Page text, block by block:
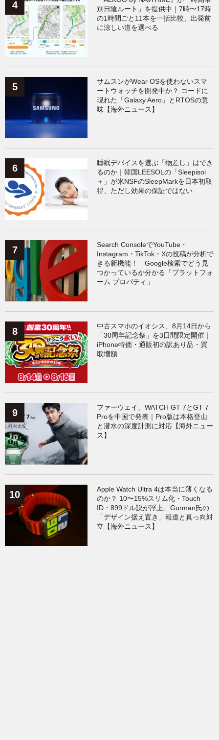
別日陰ルート」を提供中｜7時〜17時
の1時間ごと11本を一括比較、出発前
に涼しい道を選べる
サムスンがWear OSを使わないスマ
ートウォッチを開発中か？ コードに
現れた「Galaxy Aero」とRTOSの意
味【海外ニュース】
睡眠デバイスを選ぶ「物差し」はでき
るのか｜韓国LEESOLの「Sleepisol
＋」が米NSFのSleepMarkを日本初取
得、ただし効果の保証ではない
Search ConsoleでYouTube・
Instagram・TikTok・Xの投稿が分析で
きる新機能！ Google検索でどう見
つかっているか分かる「プラットフォ
ーム プロパティ」
中古スマホのイオシス、8月14日から
「30周年記念祭」を3日間限定開催｜
iPhone特価・通販初の訳あり品・買
取増額
ファーウェイ、WATCH GT 7とGT 7
Proを中国で発表｜Pro版は本格登山
と潜水の深度計測に対応【海外ニュー
ス】
Apple Watch Ultra 4は本当に薄くなる
のか？ 10〜15%スリム化・Touch
ID・899ドル説が浮上、Gurman氏の
「デザイン据え置き」報道と真っ向対
立【海外ニュース】